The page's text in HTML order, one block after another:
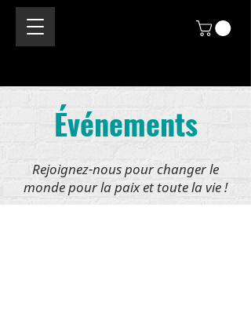
Événements
Rejoignez-nous pour changer le
monde pour la paix et toute la vie !